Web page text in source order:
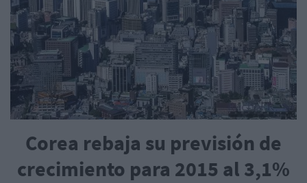
Corea rebaja su previsión de
crecimiento para 2015 al 3,1%